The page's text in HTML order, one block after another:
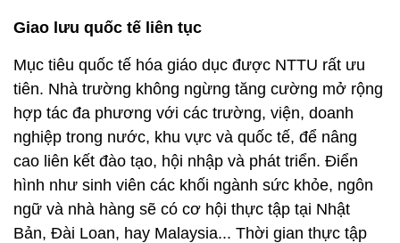
Giao lưu quốc tế liên tục
Mục tiêu quốc tế hóa giáo dục được NTTU rất ưu
tiên. Nhà trường không ngừng tăng cường mở rộng
hợp tác đa phương với các trường, viện, doanh
nghiệp trong nước, khu vực và quốc tế, để nâng
cao liên kết đào tạo, hội nhập và phát triển. Điển
hình như sinh viên các khối ngành sức khỏe, ngôn
ngữ và nhà hàng sẽ có cơ hội thực tập tại Nhật
Bản, Đài Loan, hay Malaysia... Thời gian thực tập